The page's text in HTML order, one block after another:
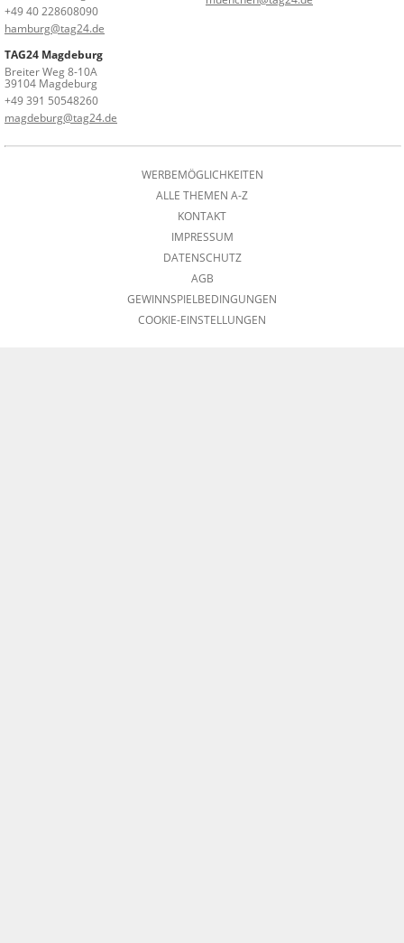
+49 40 228608090
hamburg@tag24.de
TAG24 Magdeburg
Breiter Weg 8-10A
39104 Magdeburg
+49 391 50548260
magdeburg@tag24.de
WERBEMÖGLICHKEITEN
ALLE THEMEN A-Z
KONTAKT
IMPRESSUM
DATENSCHUTZ
AGB
GEWINNSPIELBEDINGUNGEN
COOKIE-EINSTELLUNGEN